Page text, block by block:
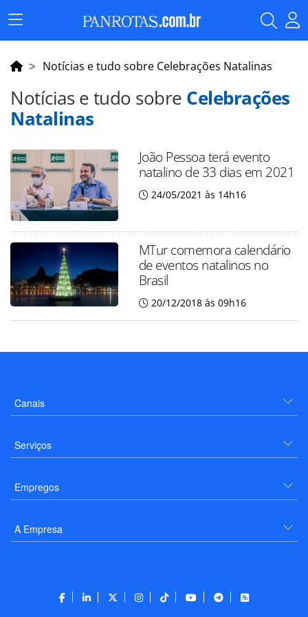
Menu
Principal
Notícias e tudo sobre Celebrações Natalinas
Notícias e tudo sobre Celebrações
Natalinas
João Pessoa terá evento
natalino de 33 dias em 2021
24/05/2021 às 14h16
MTur comemora calendário
de eventos natalinos no
Brasil
20/12/2018 às 09h16
Canais
Serviços
Empregos
A Empresa